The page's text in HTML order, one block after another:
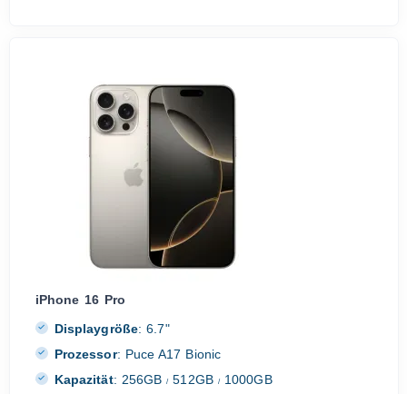
iPhone 16 Pro
Displaygröße: 6.7"
Prozessor: Puce A17 Bionic
Kapazität: 256GB/ 512GB /1000GB